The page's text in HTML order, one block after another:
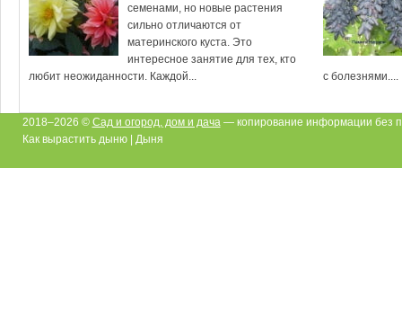
семенами, но новые растения
сильно отличаются от
материнского куста. Это
интересное занятие для тех, кто
любит неожиданности. Каждой...
с болезнями....
2018–2026 © Сад и огород, дом и дача — копирование информации без
Как вырастить дыню | Дыня